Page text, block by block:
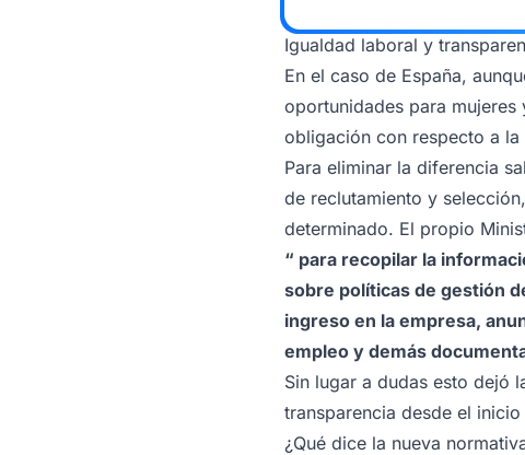
Igualdad laboral y
En el caso de España,
oportunidades para
obligación con respecto a
Para eliminar la diferencia
de reclutamiento y
determinado. El propio
“ para recopilar la
sobre políticas de gestión
ingreso en la empresa,
empleo y demás
Sin lugar a dudas esto dejó
transparencia desde el
¿Qué dice la nueva